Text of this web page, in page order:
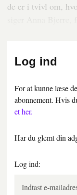
de er i tvivl om,
Log ind
For at kunne læse
abonnement. Hvis
et her.
Har du glemt din
Log ind: